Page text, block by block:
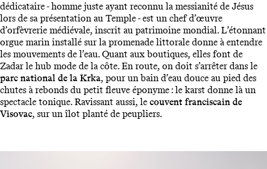
dédicataire - homme juste ayant reconnu la messianité de Jésus
lors de sa présentation au Temple - est un chef d’œuvre
d’orfèvrerie médiévale, inscrit au patrimoine mondial. L’étonnant
orgue marin installé sur la promenade littorale donne à entendre
les mouvements de l’eau. Quant aux boutiques, elles font de
Zadar le hub mode de la côte. En route, on doit s’arrêter dans le
parc national de la Krka, pour un bain d’eau douce au pied des
chutes à rebonds du petit fleuve éponyme : le karst donne là un
spectacle tonique. Ravissant aussi, le couvent franciscain de
Visovac, sur un îlot planté de peupliers.